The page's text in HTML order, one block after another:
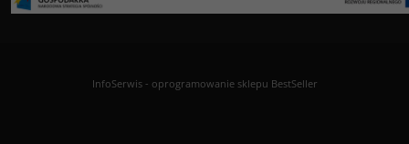
InfoSerwis- oprogramowanie sklepu BestSeller